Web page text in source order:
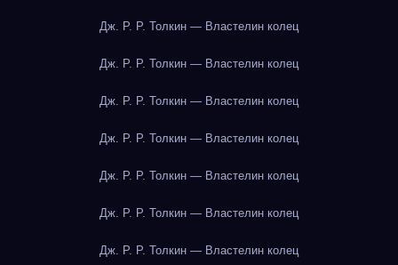
Дж. Р. Р. Толкин — Властелин колец
Дж. Р. Р. Толкин — Властелин колец
Дж. Р. Р. Толкин — Властелин колец
Дж. Р. Р. Толкин — Властелин колец
Дж. Р. Р. Толкин — Властелин колец
Дж. Р. Р. Толкин — Властелин колец
Дж. Р. Р. Толкин — Властелин колец